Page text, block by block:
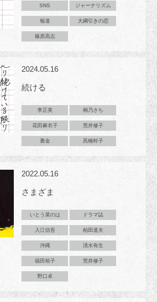
SNS ジャーナリズム
報道 大綱引きの恋
篠原高志
2024.05.16
続ける
李正美 桐乃さち
花田麻衣子 荒井修子
裏金 髙橋幹子
2022.05.16
さまざま
いとう菜のは ドラマ誌
入江信吾 柏田道夫
沖縄 清水有生
福田裕子 荒井修子
野口卓